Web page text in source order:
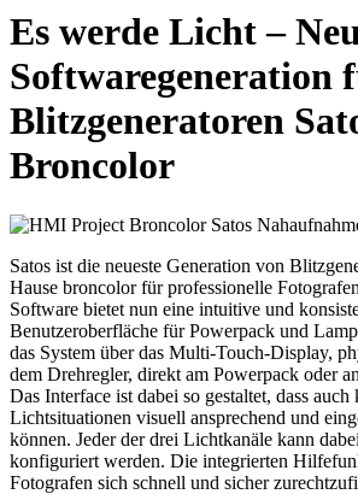
Es werde Licht –
Softwaregeneration
Blitzgeneratoren
Broncolor
Satos ist die neueste Generation von
Hause broncolor für professionelle
Software bietet nun eine intuitive und
Benutzeroberfläche für Powerpack und
das System über das Multi-Touch-Display,
dem Drehregler, direkt am Powerpack oder
Das Interface ist dabei so gestaltet, dass auch
Lichtsituationen visuell ansprechend und
können. Jeder der drei Lichtkanäle kann
konfiguriert werden. Die integrierten
Fotografen sich schnell und sicher